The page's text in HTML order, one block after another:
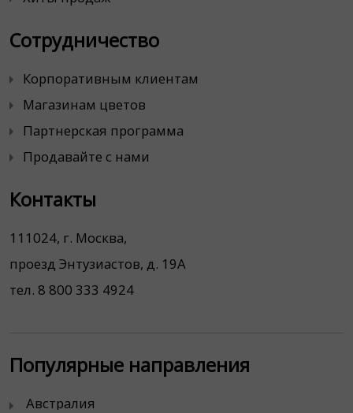
Сотрудничество
Корпоративным клиентам
Магазинам цветов
Партнерская программа
Продавайте с нами
Контакты
111024, г. Москва,
проезд Энтузиастов, д. 19А
тел. 8 800 333 4924
Популярные направления
Австралия